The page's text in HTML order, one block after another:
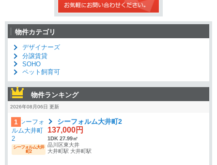
物件カテゴリ
デザイナーズ
分譲賃貸
SOHO
ペット飼育可
物件ランキング
2026年08月06日 更新
1
シーフォルム大井
町2
シーフォルム大井町2
137,000円
1DK 27.99㎡
品川区東大井
大井町駅 大井町駅